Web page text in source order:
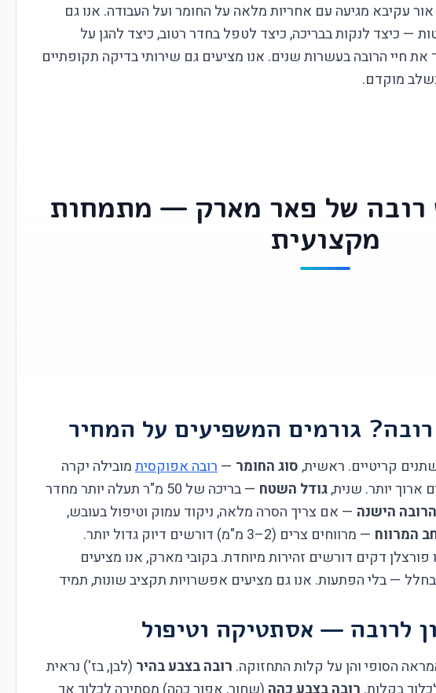
עקיבא מגיעה עם אחריות מלאה על החומר ועל העבודה. אנו גם
— כיצד לנקות בבריכה, כיצד לטפל בחדר רטוב, כיצד להגן על
חיי הרובה בעשרות שנים. אנו מציעים גם שירותי בדיקה תקופתיים
מוקדם.
רובה של פאר מארק — מתמחות
מקצועית
גורמים המשפיעים על המחיר
קריטיים. ראשית,סוג החומר —רובה אפוקסיתמובילה יקרה
ארוך יותר. שנית,גודל השטח
— בריכה של 50 מ"ר תעלה יותר מחדר
הישנה — אם צריך הסרה מלאה, ניקוד עמוק וטיפול בעובש,
המרווח
— מרווחים צרים (2–3 מ"מ) דורשים דיוק גדול יותר.
דקים דורשים זהירות מיוחדת. בקובי מארק, אנו מציעים
— בלי הפתעות. אנו גם מציעים אפשרויות תקציב שונות, תמיד
לרובה — אסתטיקה וטיפול
הסופי והן על קלות התחזוקה. רובה בצבע בהיר (לבן, בז') נראית